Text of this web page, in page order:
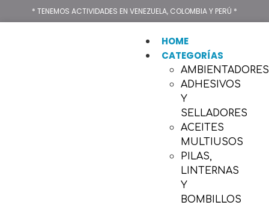
* TENEMOS ACTIVIDADES EN VENEZUELA, COLOMBIA Y PERÚ *
HOME
CATEGORÍAS
AMBIENTADORES
ADHESIVOS
Y
SELLADORES
ACEITES
MULTIUSOS
PILAS,
LINTERNAS
Y
BOMBILLOS